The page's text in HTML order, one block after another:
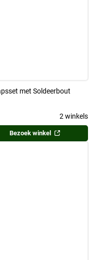
met Soldeerbout
2 winkels
Bezoek winkel